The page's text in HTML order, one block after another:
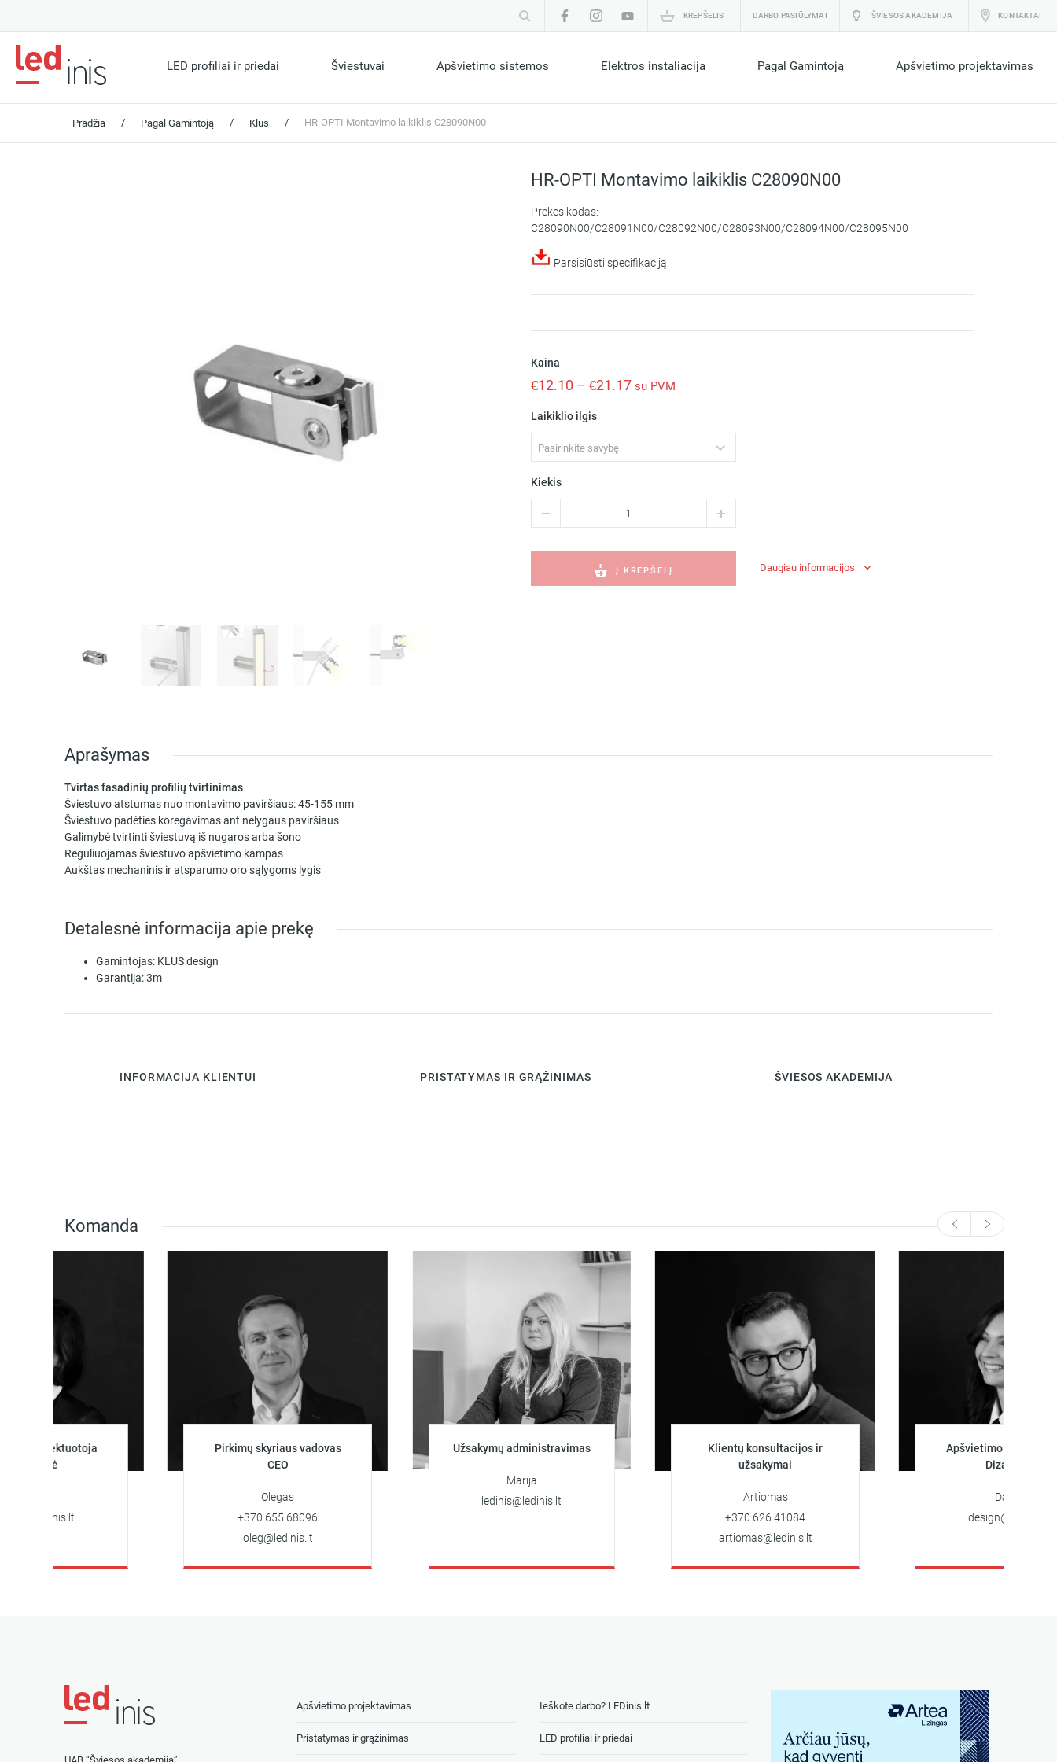
KREPŠELIS DARBO PASIŪLYMAI ŠVIESOS AKADEMIJA KONTAKTAI
LED profiliai ir priedai Šviestuvai Apšvietimo sistemos Elektros instaliacija Pagal Gamintoją Apšvietimo projektavimas
Pradžia / Pagal Gamintoją / Klus / HR-OPTI Montavimo laikiklis C28090N00
HR-OPTI Montavimo laikiklis C28090N00
Prekės kodas:
C28090N00/C28091N00/C28092N00/C28093N00/C28094N00/C28095N00
Parsisiūsti specifikaciją
Kaina
€12.10 –€21.17 su PVM
Laikiklio ilgis
Pasirinkite savybę
Kiekis
OPTI
Montavimo
laikiklis
Į KREPŠELĮ Daugiau informacijos
Aprašymas
Tvirtas fasadinių profilių tvirtinimas
Šviestuvo atstumas nuo montavimo paviršiaus: 45-155 mm
Šviestuvo padėties koregavimas ant nelygaus paviršiaus
Galimybė tvirtinti šviestuvą iš nugaros arba šono
Reguliuojamas šviestuvo apšvietimo kampas
Aukštas mechaninis ir atsparumo oro sąlygoms lygis
Detalesnė informacija apie prekę
Gamintojas: KLUS design
Garantija:3m
INFORMACIJA KLIENTUI PRISTATYMAS IR GRĄŽINIMAS ŠVIESOS AKADEMIJA
Komanda
Pirkimų skyriaus vadovas
+370 655 68096
oleg@ledinis.lt
Užsakymų administravimas
ledinis@ledinis.lt
Klientų konsultacijos ir
užsakymai
Artiomas
+370 626 41084
artiomas@ledinis.lt
Apšvietimo projektuotoja
Dizainerė
design@ledinis.lt
Apšvietimo projektavimas
Pristatymas ir grąžinimas
Ieškote darbo? LEDinis.lt
LED profiliai ir priedai